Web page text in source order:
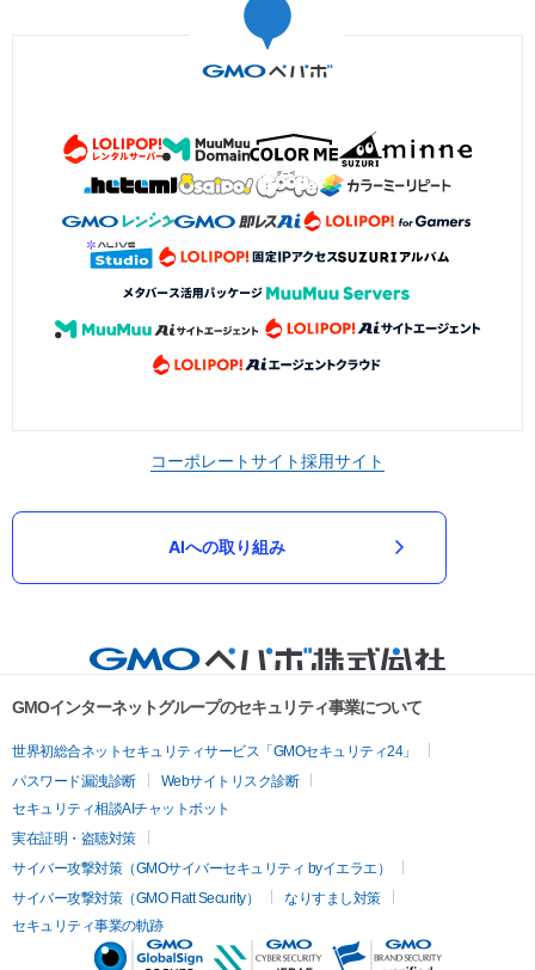
コーポレートサイト採用サイト
AIへの取り組み
GMOインターネットグループのセキュリティ事業について
世界初総合ネットセキュリティサービス「GMOセキュリティ24」
パスワード漏洩診断
Webサイトリスク診断
セキュリティ相談AIチャットボット
実在証明・盗聴対策
サイバー攻撃対策（GMOサイバーセキュリティ byイエラエ）
サイバー攻撃対策（GMO Flatt Security）
なりすまし対策
セキュリティ事業の軌跡